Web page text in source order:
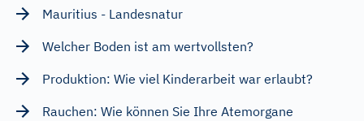
Mauritius - Landesnatur
Welcher Boden ist am wertvollsten?
Produktion: Wie viel Kinderarbeit war erlaubt?
Rauchen: Wie können Sie Ihre Atemorgane